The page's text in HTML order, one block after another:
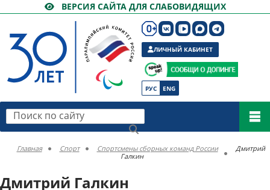
ВЕРСИЯ САЙТА ДЛЯ СЛАБОВИДЯЩИХ
РУС ENG
ЛИЧНЫЙ КАБИНЕТ
Поиск по сайту
Главная Спорт Спортсмены сборных команд России
Дмитрий
Галкин
Дмитрий Галкин